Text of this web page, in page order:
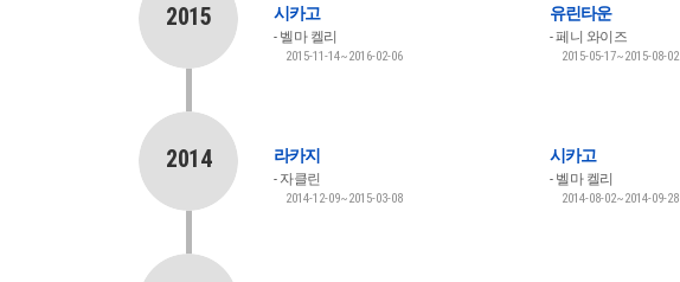
2015 시카고
벨마 켈리
2015-11-14~2016-02-06
유린타운
페니 와이즈
2015-05-17~2015-08-02
2014 라카지
자클린
2014-12-09~2015-03-08
시카고
벨마 켈리
2014-08-02~2014-09-28